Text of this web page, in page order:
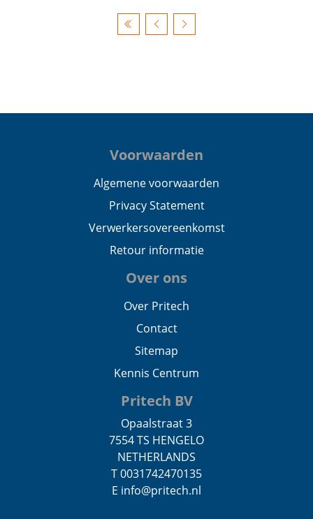
Voorwaarden
Algemene voorwaarden
Privacy Statement
Verwerkersovereenkomst
Retour informatie
Over ons
Over Pritech
Contact
Sitemap
Kennis Centrum
Pritech BV
Opaalstraat 3
7554 TS HENGELO
NETHERLANDS
T 0031742470135
E info@pritech.nl